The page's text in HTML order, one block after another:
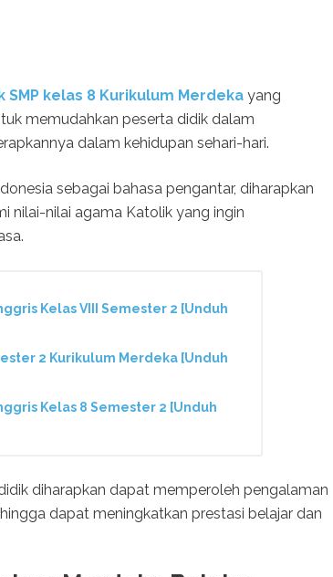
SMP kelas 8 Kurikulum Merdeka yang
memudahkan peserta didik dalam
dalam kehidupan sehari-hari.
sebagai bahasa pengantar, diharapkan
nilai-nilai agama Katolik yang ingin
Kelas VIII Semester 2 [Unduh
2 Kurikulum Merdeka [Unduh
Kelas 8 Semester 2 [Unduh
diharapkan dapat memperoleh pengalaman
dapat meningkatkan prestasi belajar dan